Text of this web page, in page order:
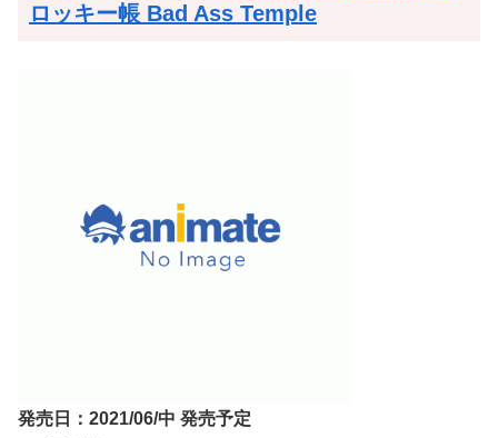
ロッキー帳 Bad Ass Temple
発売日：2021/06/中 発売予定